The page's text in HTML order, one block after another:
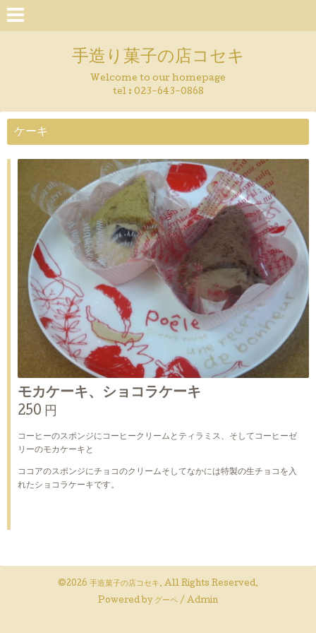
手造り菓子の店コセキ
Welcome to our homepage
tel : 023-643-0868
ケーキ
モカケーキ、ショコラケーキ
250 円
コーヒーのスポンジにコーヒークリームとティラミス、そしてコーヒーゼ
リーのモカケーキと
ココアのスポンジにチョコのクリームそしてなかには特製の生チョコを入
れたショコラケーキです。
©2026 手造菓子の店コセキ. All Rights Reserved.
Powered by グーペ / Admin